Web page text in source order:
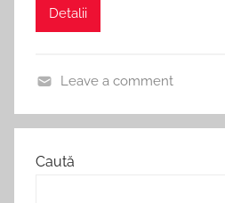
Like-
uri
și
Vizualizări
Detalii
Leave a comment
Caută